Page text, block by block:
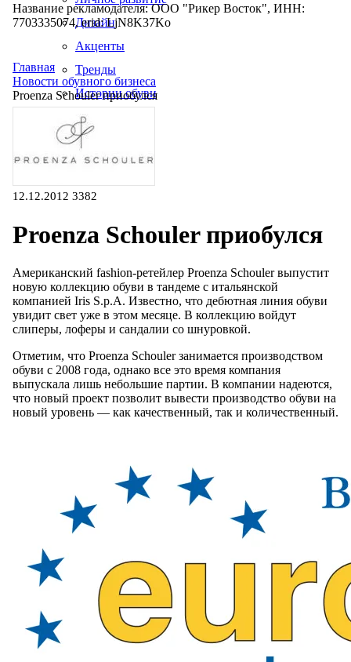
Дизайн
Акценты
Тренды
Истории обуви
Производство
Название рекламодателя: ООО "Рикер Восток", ИНН:
7703335074, erid: LjN8K37Ko
Главная
Новости обувного бизнеса
Proenza Schouler приобулся
12.12.2012 3382
Proenza Schouler приобулся
Американский fashion-ретейлер Proenza Schouler выпустит
новую коллекцию обуви в тандеме с итальянской
компанией Iris S.p.A. Известно, что дебютная линия обуви
увидит свет уже в этом месяце. В коллекцию войдут
слиперы, лоферы и сандалии со шнуровкой.
Отметим, что Proenza Schouler занимается производством
обуви с 2008 года, однако все это время компания
выпускала лишь небольшие партии. В компании надеются,
что новый проект позволит вывести производство обуви на
новый уровень — как качественный, так и количественный.